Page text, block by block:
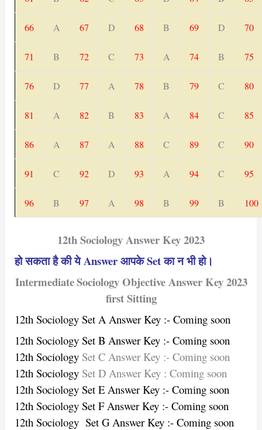
66 A 67 D 68 B 69 D 70
71 B 72 C 73 A 74 B 75
76 D 77 A 78 B 79 C 80
81 A 82 B 83 A 84 C 85
86 A 87 A 88 C 89 C 90
91 C 92 D 93 A 94 C 95
96 B 97 A 98 B 99 B 100
12th Sociology Answer Key 2023
हो सकता है की ये Answer आपके Set का न भी हो।
IntermediateSociology Objective Answer Key 2023
first Sitting
12th Sociology Set A Answer Key :- Coming soon
12th Sociology Set B Answer Key :- Coming soon
12th Sociology Set C Answer Key :- Coming soon
12th Sociology Set D Answer Key : Coming soon
12th Sociology Set E Answer Key :- Coming soon
12th Sociology Set F Answer Key :- Coming soon
12th Sociology Set G Answer Key :- Coming soon